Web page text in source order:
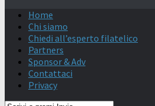
Home
Chi siamo
Chiedi all’esperto filatelico
Partners
Sponsor & Adv
Contattaci
Privacy